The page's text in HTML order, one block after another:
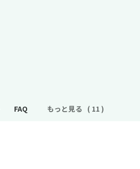
FAQ もっと見る